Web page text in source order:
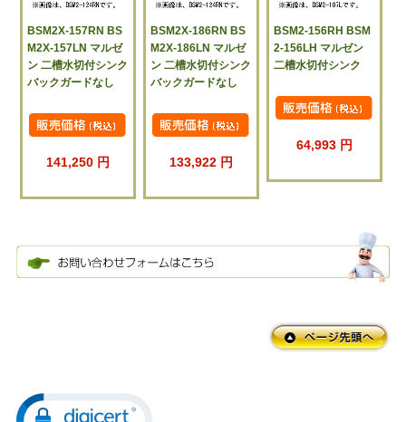
BSM2X-157RN BS
M2X-157LN マルゼ
ン 二槽水切付シンク
バックガードなし
141,250 円
BSM2X-186RN BS
M2X-186LN マルゼ
ン 二槽水切付シンク
バックガードなし
133,922 円
BSM2-156RH BSM
2-156LH マルゼン
二槽水切付シンク
64,993 円